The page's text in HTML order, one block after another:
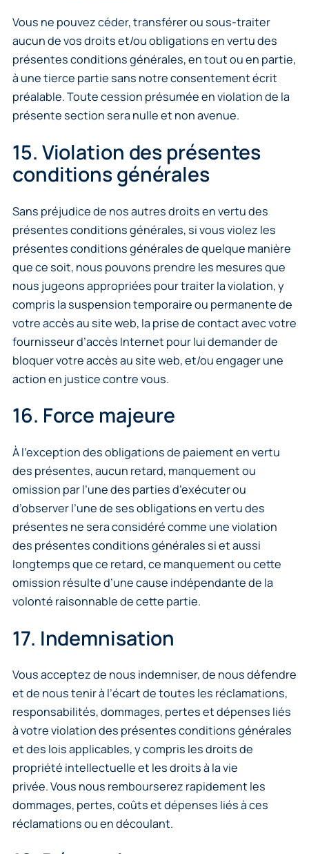
Vous ne pouvez céder, transférer ou sous-traiter
aucun de vos droits et/ou obligations en vertu des
présentes conditions générales, en tout ou en partie,
à une tierce partie sans notre consentement écrit
préalable. Toute cession présumée en violation de la
présente section sera nulle et non avenue.
15. Violation des présentes
conditions générales
Sans préjudice de nos autres droits en vertu des
présentes conditions générales, si vous violez les
présentes conditions générales de quelque manière
que ce soit, nous pouvons prendre les mesures que
nous jugeons appropriées pour traiter la violation, y
compris la suspension temporaire ou permanente de
votre accès au site web, la prise de contact avec votre
fournisseur d’accès Internet pour lui demander de
bloquer votre accès au site web, et/ou engager une
action en justice contre vous.
16. Force majeure
À l’exception des obligations de paiement en vertu
des présentes, aucun retard, manquement ou
omission par l’une des parties d’exécuter ou
d’observer l’une de ses obligations en vertu des
présentes ne sera considéré comme une violation
des présentes conditions générales si et aussi
longtemps que ce retard, ce manquement ou cette
omission résulte d’une cause indépendante de la
volonté raisonnable de cette partie.
17. Indemnisation
Vous acceptez de nous indemniser, de nous défendre
et de nous tenir à l’écart de toutes les réclamations,
responsabilités, dommages, pertes et dépenses liés
à votre violation des présentes conditions générales
et des lois applicables, y compris les droits de
propriété intellectuelle et les droits à la vie
privée. Vous nous rembourserez rapidement les
dommages, pertes, coûts et dépenses liés à ces
réclamations ou en découlant.